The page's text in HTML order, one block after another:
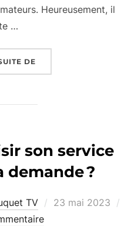
Heureusement, il
…
DE« LIBÉREZ-VOUS DES
son service
demande ?
TV
Publié
23 mai 2023